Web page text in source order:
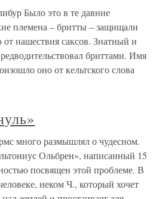
Было это в те давние
племена – бритты – защищали
нашествия саксов. Знатный и
бриттами. Имя
оно от кельтского слова
много размышлял о чудесном.
Ольбрен», написанный 15
посвящен этой проблеме. В
неком Ч., который хочет